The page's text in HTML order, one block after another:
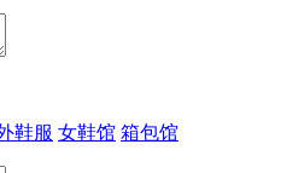
鞋服 女鞋馆 箱包馆